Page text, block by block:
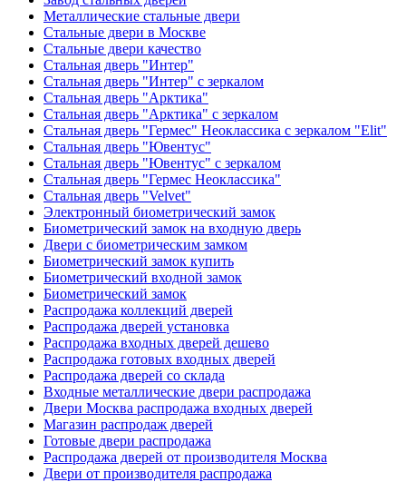
Металлические стальные двери
Стальные двери в Москве
Стальные двери качество
Стальная дверь "Интер"
Стальная дверь "Интер" с зеркалом
Стальная дверь "Арктика"
Стальная дверь "Арктика" с зеркалом
Стальная дверь "Гермес" Неоклассика с зеркалом "Elit"
Стальная дверь "Ювентус"
Стальная дверь "Ювентус" с зеркалом
Стальная дверь "Гермес Неоклассика"
Стальная дверь "Velvet"
Электронный биометрический замок
Биометрический замок на входную дверь
Двери с биометрическим замком
Биометрический замок купить
Биометрический входной замок
Биометрический замок
Распродажа коллекций дверей
Распродажа дверей установка
Распродажа входных дверей дешево
Распродажа готовых входных дверей
Распродажа дверей со склада
Входные металлические двери распродажа
Двери Москва распродажа входных дверей
Магазин распродаж дверей
Готовые двери распродажа
Распродажа дверей от производителя Москва
Двери от производителя распродажа